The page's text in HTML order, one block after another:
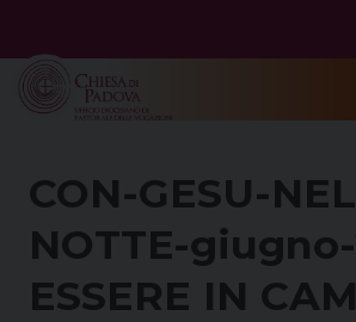
content
CON-GESU-
NOTTE-
ESSERE IN